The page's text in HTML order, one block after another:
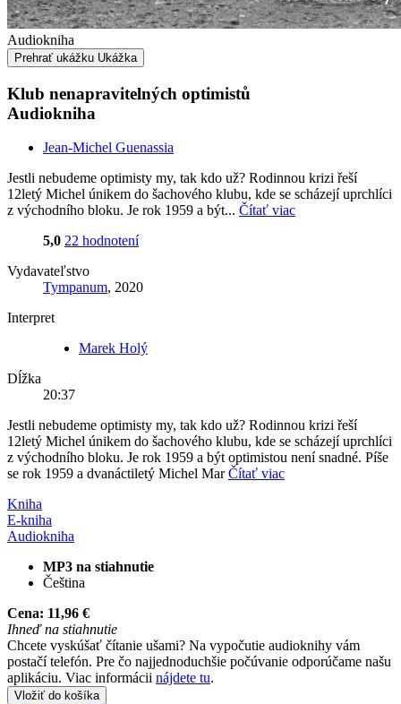
Audiokniha
Prehrať ukážku Ukážka
Klub nenapravitelných optimistů
Audiokniha
Jean-Michel Guenassia
Jestli nebudeme optimisty my, tak kdo už? Rodinnou krizi řeší
12letý Michel únikem do šachového klubu, kde se scházejí uprchlíci
z východního bloku. Je rok 1959 a být... Čítať viac
5,0 22 hodnotení
Vydavateľstvo
Tympanum, 2020
Interpret
Marek Holý
Dĺžka
20:37
Jestli nebudeme optimisty my, tak kdo už? Rodinnou krizi řeší
12letý Michel únikem do šachového klubu, kde se scházejí uprchlíci
z východního bloku. Je rok 1959 a být optimistou není snadné. Píše
se rok 1959 a dvanáctiletý Michel MarČítať viac
Kniha
E-kniha
Audiokniha
MP3 na stiahnutie
Čeština
Cena: 11,96 €
Ihneď na stiahnutie
Chcete vyskúšať čítanie ušami? Na vypočutie audioknihy vám
postačí telefón. Pre čo najjednoduchšie počúvanie odporúčame našu
aplikáciu. Viac informácii nájdete tu.
Vložiť do košíka